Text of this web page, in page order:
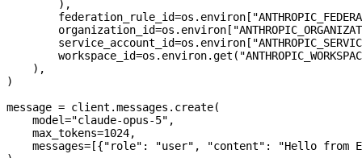
        ),
        federation_rule_id
=os.environ[
        organization_id
=os.environ[
        service_account_id
=os.environ[
        workspace_id
=os.environ.get(
    ),
)
message = client.messages.create(
    model
="claude-opus-5" ,
    max_tokens
=1024,
    messages
= [{"role" : "user" , "content" :
"Hello from